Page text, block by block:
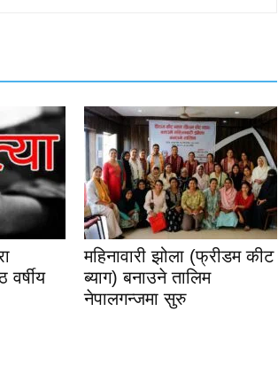
वर्षीय
महिनावारी झोला (फ्रीडम कीट
ब्याग) बनाउने तालिम
नेपालगन्जमा सुरु